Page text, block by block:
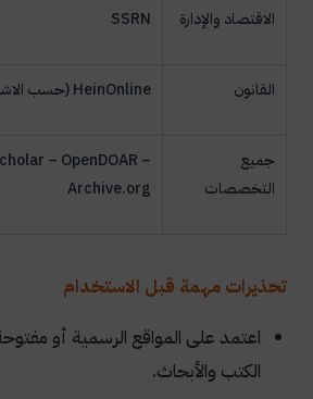
الاقتصاد والإدارة SSRN
القانون HeinOnline (حسب الاشتراك)
جميع
التخصصات
– OpenDOAR –
Archive.org
تحذيرات مهمة قبل الاستخدام
اعتمد على المواقع الرسمية أو
الكتب والأبحاث.